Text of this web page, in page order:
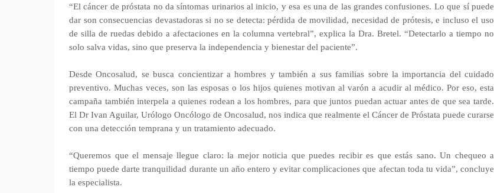
“El cáncer de próstata no da síntomas urinarios al inicio, y esa es una de las grandes confusiones. Lo que sí puede
dar son consecuencias devastadoras si no se detecta: pérdida de movilidad, necesidad de prótesis, e incluso el uso
de silla de ruedas debido a afectaciones en la columna vertebral”, explica la Dra. Bretel. “Detectarlo a tiempo no
solo salva vidas, sino que preserva la independencia y bienestar del paciente”.
Desde Oncosalud, se busca concientizar a hombres y también a sus familias sobre la importancia del cuidado
preventivo. Muchas veces, son las esposas o los hijos quienes motivan al varón a acudir al médico. Por eso, esta
campaña también interpela a quienes rodean a los hombres, para que juntos puedan actuar antes de que sea tarde.
El Dr Ivan Aguilar, Urólogo Oncólogo de Oncosalud, nos indica que realmente el Cáncer de Próstata puede curarse
con una detección temprana y un tratamiento adecuado.
“Queremos que el mensaje llegue claro: la mejor noticia que puedes recibir es que estás sano. Un chequeo a
tiempo puede darte tranquilidad durante un año entero y evitar complicaciones que afectan toda tu vida”, concluye
la especialista.